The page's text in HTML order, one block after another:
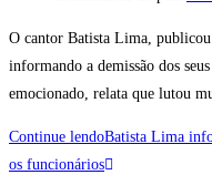
O cantor Batista Lima,
informando a demissão dos
emocionado, relata que lutou
Continue lendoBatista Lima
os funcionários